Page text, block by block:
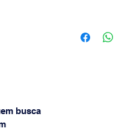
busca